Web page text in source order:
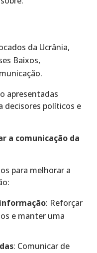
da Ucrânia,
Baixos,
apresentadas
decisores políticos e
a comunicação da
para melhorar a
: Reforçar
e manter uma
: Comunicar de